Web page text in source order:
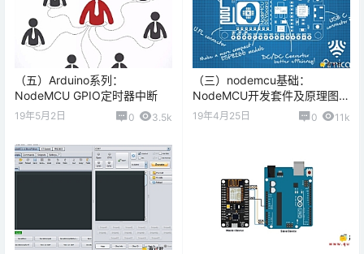
（五）Arduino系列：
NodeMCU GPIO定时器中断
19年5月2日 0 3.5k
（三）nodemcu基础：
NodeMCU开发套件及原理图介
绍
19年4月25日 0 11k